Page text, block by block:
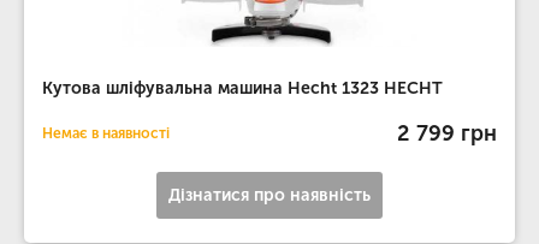
Кутова шліфувальна машина Hecht 1323 HECHT
Немає в наявності 2 799 грн
Дізнатися про наявність